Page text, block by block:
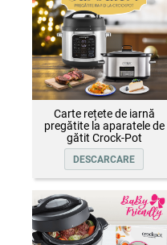
Carte rețete de iarnă
pregătite la aparatele de
gătit Crock-Pot
DESCARCARE